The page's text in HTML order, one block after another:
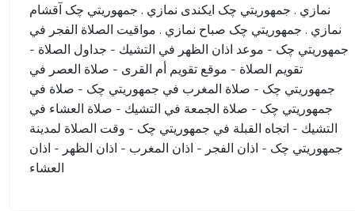
نمازي . جمهوریتي چک ايكندى نمازي . جمهوریتي چک آقشام
نمازي . جمهوریتي چک صباح نمازي . مواقيت الصلاة الفجر في
جمهوریتي چک - موعد اذان الظهر في التشيك - جداول الصلاة -
تقويم الصلاة - موقع تقويم أم القرى - صلاة العصر في
جمهوریتي چک - صلاة المغرب في جمهوریتي چک - صلاة في
جمهوریتي چک - صلاة الجمعة في التشيك - صلاة العشاء في
التشيك - اتجاه القبلة في جمهوریتي چک - وقت الصلاة لمدينة
جمهوریتي چک - اذان الفجر - اذان المغرب - اذان الظهر - اذان
العشاء